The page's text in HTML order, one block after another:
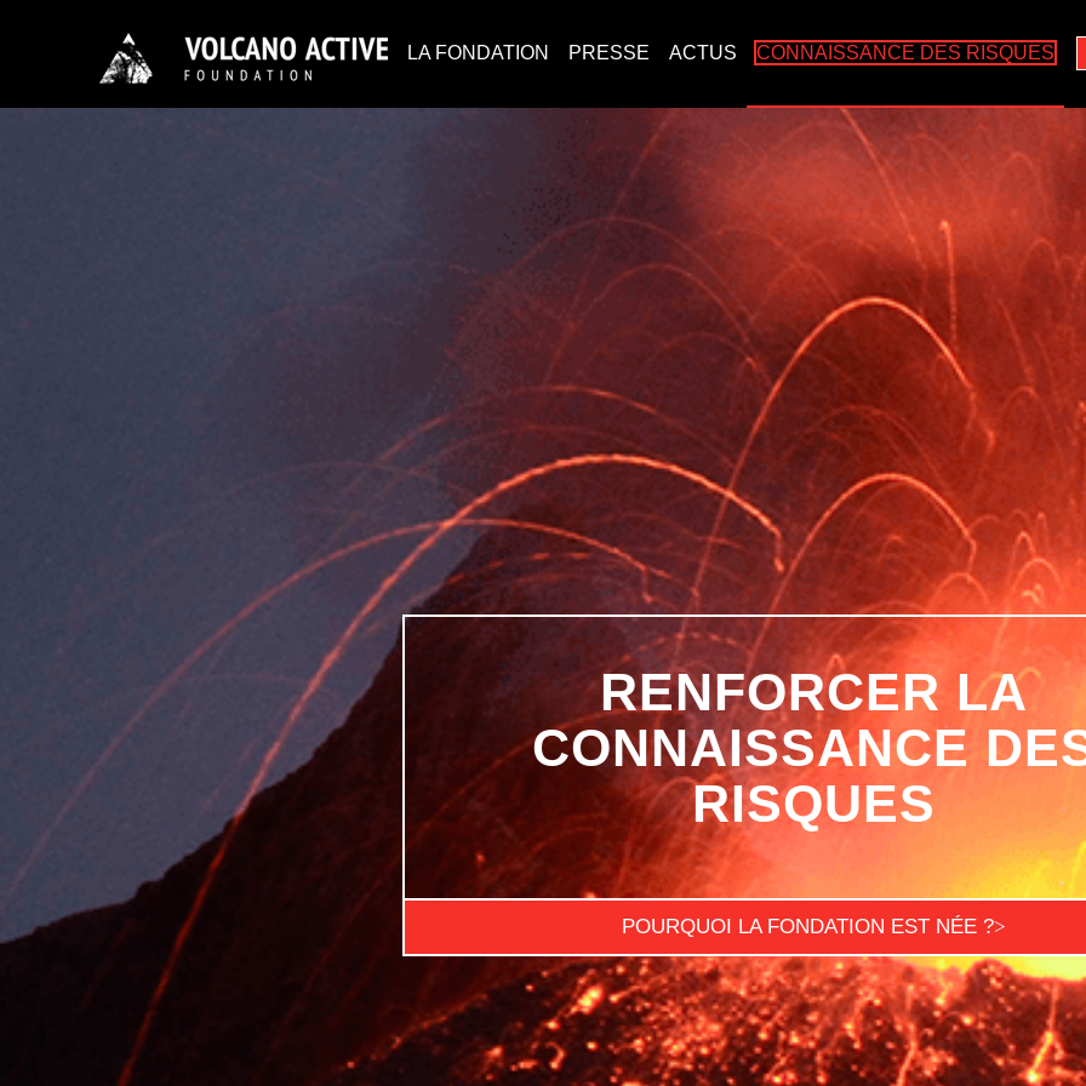
LA FONDATION PRESSE ACTUS CONNAISSANCE DES RISQUES
RENFORCER LA
CONNAISSANCE
RISQUES
POURQUOI LA FONDATION EST NÉE ?